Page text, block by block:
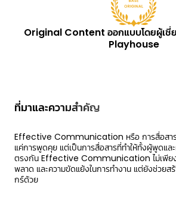
Original Content ออกแบบโดยผู้เชี่
Playhouse
ที่มาและความสำคัญ
Effective Communication หรือ การสื่อสาร
แค่การพูดคุย แต่เป็นการสื่อสารที่ทำให้ทั้งผู้พูดแล
ตรงกัน Effective Communication ไม่เพียง
พลาด และความขัดแย้งในการทำงาน แต่ยังช่วยส
กร์ด้วย